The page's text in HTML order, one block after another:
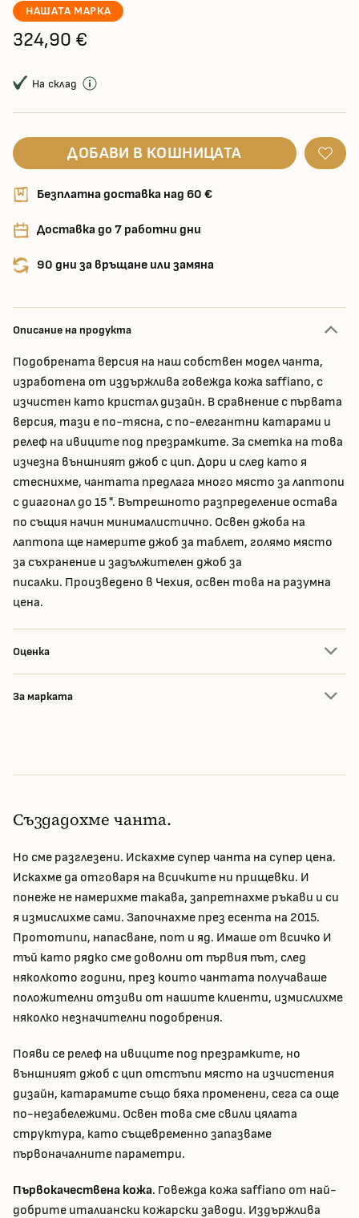
НАШАТА МАРКА
324,90 €
На склад
ДОБАВИ В КОШНИЦАТА
Безплатна доставка над 60 €
Доставка до 7 работни дни
90 дни за връщане или замяна
Описание на продукта
Подобрената версия на наш собствен модел чанта,
изработена от издържлива говежда кожа saffiano, с
изчистен като кристал дизайн. В сравнение с първата
версия, тази е по-тясна, с по-елегантни катарами и
релеф на ивиците под презрамките. За сметка на това
изчезна външният джоб с цип. Дори и след като я
стеснихме, чантата предлага много място за лаптопи
с диагонал до 15 ". Вътрешното разпределение остава
по същия начин минималистично. Освен джоба на
лаптопа ще намерите джоб за таблет, голямо място
за съхранение и задължителен джоб за
писалки. Произведено в Чехия, освен това на разумна
цена.
Оценка
За марката
Създадохме чанта.
Но сме разглезени. Искахме супер чанта на супер цена.
Искахме да отговаря на всичките ни прищевки. И
понеже не намерихме такава, запретнахме ръкави и си
я измислихме сами. Започнахме през есента на 2015.
Прототипи, напасване, пот и яд. Имаше от всичко И
тъй като рядко сме доволни от първия път, след
няколкото години, през които чантата получаваше
положителни отзиви от нашите клиенти, измислихме
няколко незначителни подобрения.
Появи се релеф на ивиците под презрамките, но
външният джоб с цип отстъпи място на изчистения
дизайн, катарамите също бяха променени, сега са още
по-незабележими. Освен това сме свили цялата
структура, като същевременно запазваме
първоначалните параметри.
Първокачествена кожа. Говежда кожа saffiano от най-
добрите италиански кожарски заводи. Издържлива